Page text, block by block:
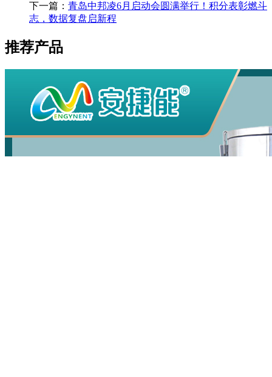
下一篇： 青岛中邦凌6月启动会圆满举行！积分表彰燃斗
志，数据复盘启新程
推荐产品